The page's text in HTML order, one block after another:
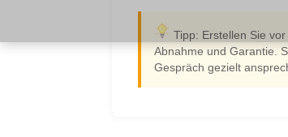
Tipp: Erstellen Sie
Abnahme und Garantie.
Gespräch gezielt